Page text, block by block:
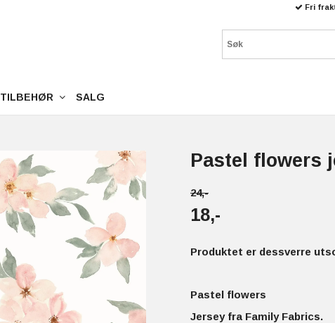
Pastel flowers
24,-
18,-
Produktet er dessverre
Pastel flowers
Jersey fra Family Fabrics.
Fri
TILBEHØR SALG